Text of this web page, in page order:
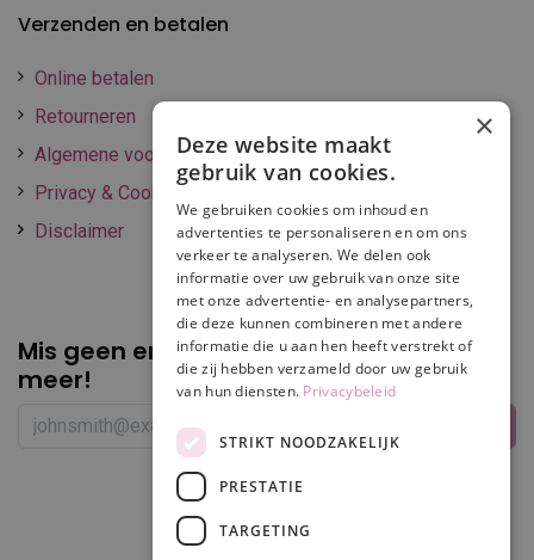
Verzenden en betalen
Online betalen
Retourneren
Algemene voorwaarden
Privacy & Cookie policy
Disclaimer
Mis geen enkelepromotie of korting
meer!
×
Deze website maakt
gebruik van cookies.
We gebruiken cookies om inhoud en
advertenties te personaliseren en om ons
verkeer te analyseren. We delen ook
informatie over uw gebruik van onze site
met onze advertentie- en analysepartners,
die deze kunnen combineren met andere
informatie die u aan hen heeft verstrekt of
die zij hebben verzameld door uw gebruik
van hun diensten. Privacybeleid
STRIKT NOODZAKELIJK
PRESTATIE
TARGETING